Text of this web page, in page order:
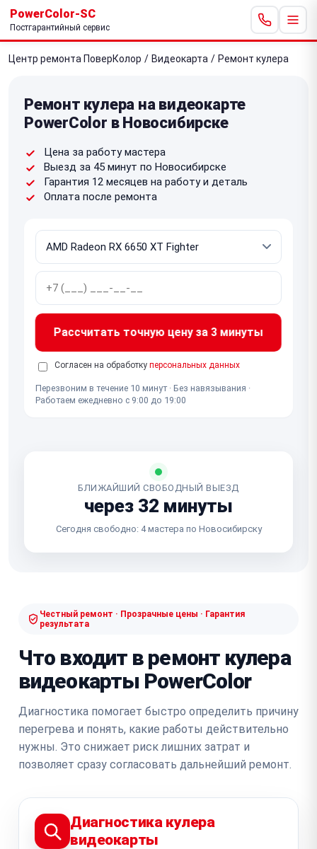
PowerColor-SC
Постгарантийный сервис
Центр ремонта ПоверКолор / Видеокарта / Ремонт кулера
Ремонт кулера на видеокарте
PowerColor в Новосибирске
Цена за работу мастера
Выезд за 45 минут по Новосибирске
Гарантия 12 месяцев на работу и деталь
Оплата после ремонта
Рассчитать точную цену за 3 минуты
Согласен на обработку персональных данных
Перезвоним в течение 10 минут · Без навязывания ·
Работаем ежедневно с 9:00 до 19:00
БЛИЖАЙШИЙ СВОБОДНЫЙ ВЫЕЗД
через 32 минуты
Сегодня свободно: 4 мастера по Новосибирску
Честный ремонт · Прозрачные цены · Гарантия
результата
Что входит в ремонт кулера
видеокарты PowerColor
Диагностика помогает быстро определить причину
перегрева и понять, какие работы действительно
нужны. Это снижает риск лишних затрат и
позволяет сразу согласовать дальнейший ремонт.
Диагностика кулера
видеокарты